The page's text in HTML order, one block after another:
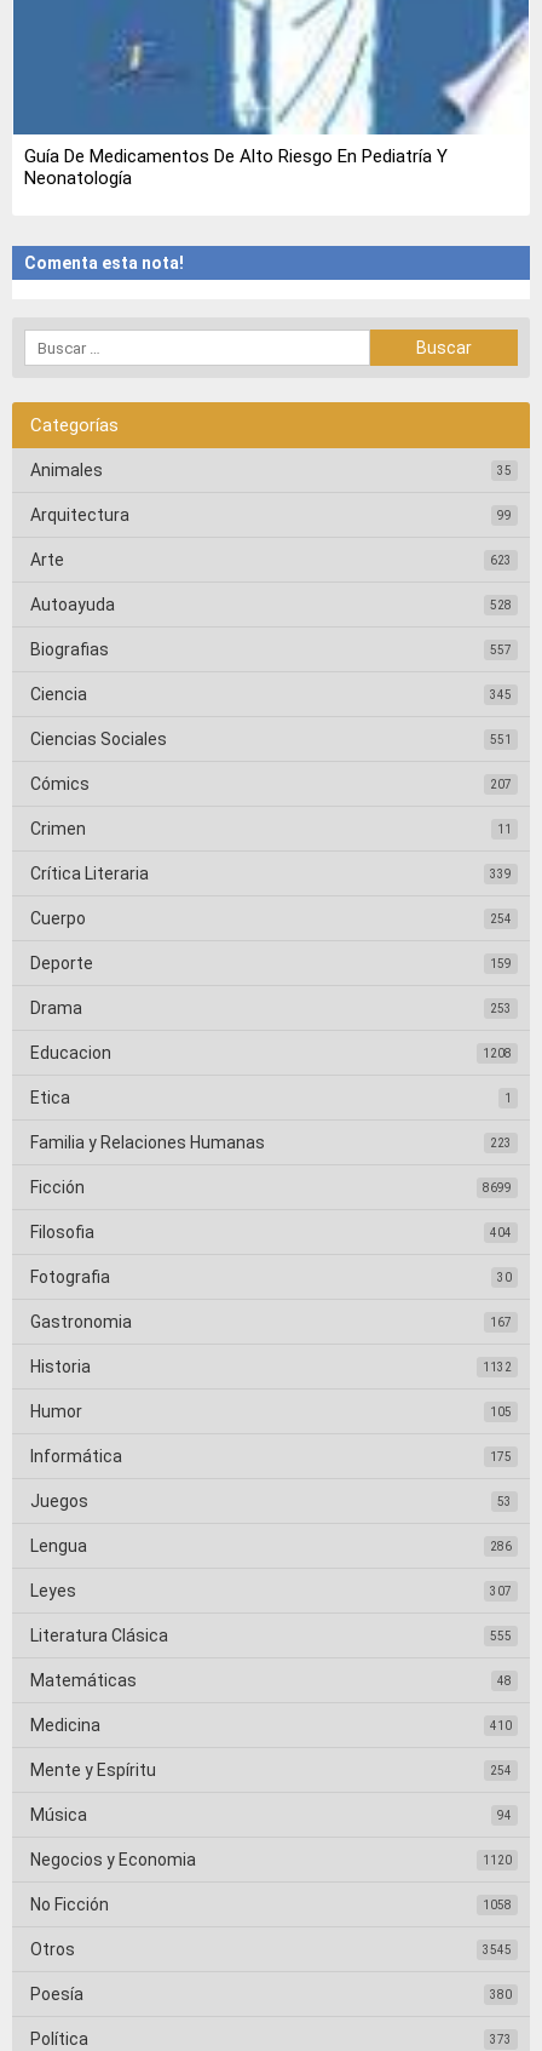
Guía De Medicamentos De Alto Riesgo En Pediatría Y
Neonatología
Comenta esta nota!
Categorías
Animales 35
Arquitectura 99
Arte 623
Autoayuda 528
Biografias 557
Ciencia 345
Ciencias Sociales 551
Cómics 207
Crimen 11
Crítica Literaria 339
Cuerpo 254
Deporte 159
Drama 253
Educacion 1208
Etica 1
Familia y Relaciones Humanas 223
Ficción 8699
Filosofia 404
Fotografia 30
Gastronomia 167
Historia 1132
Humor 105
Informática 175
Juegos 53
Lengua 286
Leyes 307
Literatura Clásica 555
Matemáticas 48
Medicina 410
Mente y Espíritu 254
Música 94
Negocios y Economia 1120
No Ficción 1058
Otros 3545
Poesía 380
Política 373